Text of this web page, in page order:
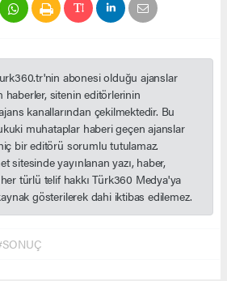
abonesi olduğu ajanslar
haberler, sitenin editörlerinin
kanallarından çekilmektedir. Bu
muhataplar haberi geçen ajanslar
bir editörü sorumlu tutulamaz.
sitesinde yayınlanan yazı, haber,
türlü telif hakkı Türk360 Medya'ya
gösterilerek dahi iktibas edilemez.